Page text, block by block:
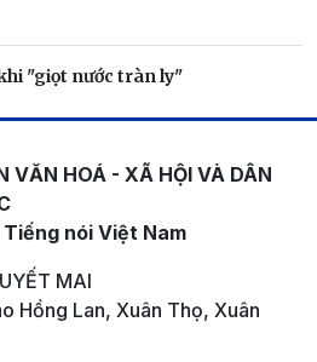
"giọt nước tràn ly"
VĂN HOÁ - XÃ HỘI VÀ DÂN
nói Việt Nam
MAI
Hồng Lan, Xuân Thọ, Xuân